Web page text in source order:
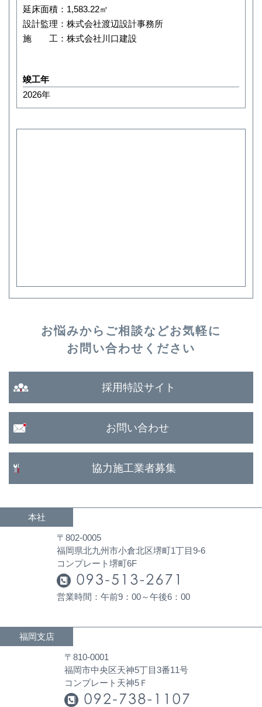
延床面積：1,583.22㎡
設計監理：株式会社渡辺設計事務所
施 工：株式会社川口建設
竣工年
2026年
お悩みからご相談などお気軽に
お問い合わせください
採用特設サイト
お問い合わせ
協力施工業者募集
本社
〒802-0005
福岡県北九州市小倉北区堺町1丁目9-6
コンプレート堺町6F
営業時間：午前9：00～午後6：00
福岡支店
〒810-0001
福岡市中央区天神5丁目3番11号
コンプレート天神5Ｆ